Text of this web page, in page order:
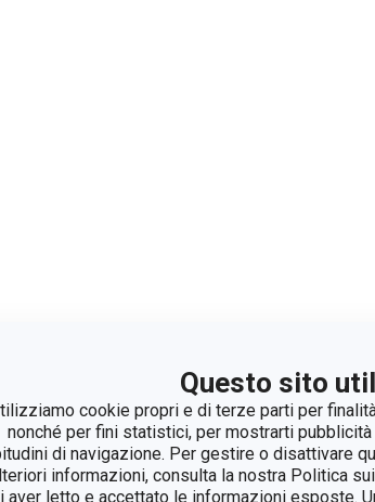
Questo sito
cookie propri e di terze parti per
nonché per fini statistici, per mostrarti
di navigazione. Per gestire o disattivare
informazioni, consulta la nostra Politica
aver letto e accettato le informazioni esposte.